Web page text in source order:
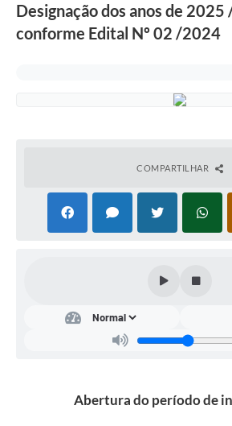
Legislação
Alistamento Militar Online
Arquivos para Download
Designação dos anos de 2025
conforme Edital Nº 02 /2024
COMPARTILHAR
Abertura do período de